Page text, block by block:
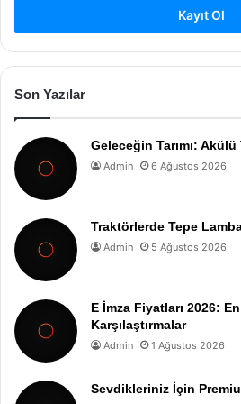
Kayıt Ol
Son Yazılar
Geleceğin Tarımı:
Admin 6 Ağustos 2026
Traktörlerde Tepe
Admin 5 Ağustos 2026
E İmza Fiyatları 2026:
Karşılaştırmalar
Admin 1 Ağustos 2026
Sevdikleriniz İçin